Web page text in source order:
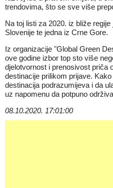
trendovima, što se sve više
Na toj listi za 2020. iz bliže
Slovenije te jedna iz Crne Gore.
Iz organizacije "Global Green
ove godine izbor top sto više
djelotvornost i prenosivost priča
destinacije prilikom prijave.
destinacija podrazumijeva i da
uz napomenu da potpuno
08.10.2020. 17:01:00